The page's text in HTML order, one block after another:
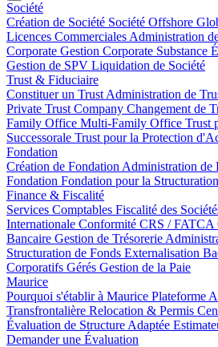
Société
Création de Société Société Offshore
Licences Commerciales Administration
Corporate Gestion Corporate Substance
Gestion de SPV Liquidation de Société
Trust & Fiduciaire
Constituer un Trust Administration de
Private Trust Company Changement de
Family Office Multi-Family Office Trust
Successorale Trust pour la Protection
Fondation
Création de Fondation Administration de
Fondation Fondation pour la
Finance & Fiscalité
Services Comptables Fiscalité des
Internationale Conformité CRS / FATCA
Bancaire Gestion de Trésorerie
Structuration de Fonds Externalisation
Corporatifs Gérés Gestion de la Paie
Maurice
Pourquoi s'établir à Maurice Plateforme
Transfrontalière Relocation & Permis
Évaluation de Structure Adaptée
Demander une Évaluation